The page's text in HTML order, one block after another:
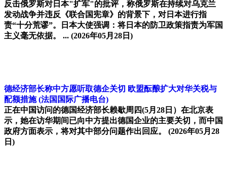
反击俄罗斯对日本"扩军"的批评，称俄罗斯在持续对乌克兰
发动战争并违反《联合国宪章》的背景下，对日本进行指
责“十分荒谬”。日本大使强调：将日本的防卫政策指责为军国
主义毫无依据。 ... (2026年05月28日)
德经济部长称中方愿听取德企关切 欧盟酝酿扩大对华关税与
配额措施 (法国国际广播电台)
正在中国访问的德国经济部长赖歇周四(5月28日）在北京表
示，她在访华期间已向中方提出德国企业的主要关切，而中国
政府方面表示，将对其中部分问题作出回应。 (2026年05月28
日)